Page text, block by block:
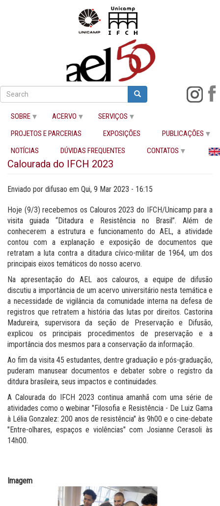
para
o
conteúdo
principal
Buscar
Search Search
SOBRE ACERVO
SERVIÇOS
PROJETOS E PARCERIAS
EXPOSIÇÕES
PUBLICAÇÕES
NOTÍCIAS
DÚVIDAS FREQUENTES CONTATOS
Início Calourada do IFCH 2023
Calourada do IFCH 2023
Enviado por difusao em Qui, 9 Mar 2023 - 16:15
Hoje (9/3) recebemos os Calouros 2023 do IFCH/Unicamp para a
visita guiada “Ditadura e Resistência no Brasil”. Além de
conhecerem a estrutura e funcionamento do AEL, a atividade
contou com a explanação e exposição de documentos que
retratam a luta contra a ditadura cívico-militar de 1964, um dos
principais eixos temáticos do nosso acervo.
Na apresentação do AEL aos calouros, a equipe de difusão
discutiu a importância de um acervo universitário nesta temática e
a necessidade de vigilância da comunidade interna na defesa de
registros que retratem a história das lutas por direitos. Castorina
Madureira, supervisora da seção de Preservação e Difusão,
explicou os principais procedimentos de preservação e a
importância dos mesmos para a conservação da informação.
Ao fim da visita 45 estudantes, dentre graduação e pós-graduação,
puderam manusear documentos e debater sobre o registro da
ditdura brasileira, seus impactos e continuidades.
A Calourada do IFCH 2023 continua amanhã com uma série de
atividades como o webinar "Filosofia e Resistência - De Luiz Gama
à Lélia Gonzalez: 200 anos de resistência" às 9h00 e o cine-debate
"Entre-olhares, espaços e violências" com Josianne Cerasoli às
14h00.
Imagem